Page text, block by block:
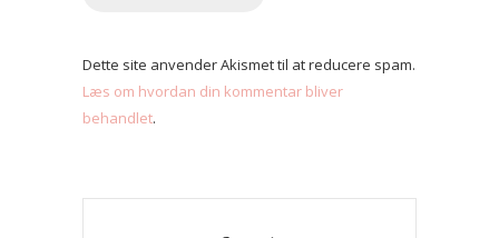
Dette site anvender Akismet til at reducere spam.
Læs om hvordan din kommentar bliver
behandlet.